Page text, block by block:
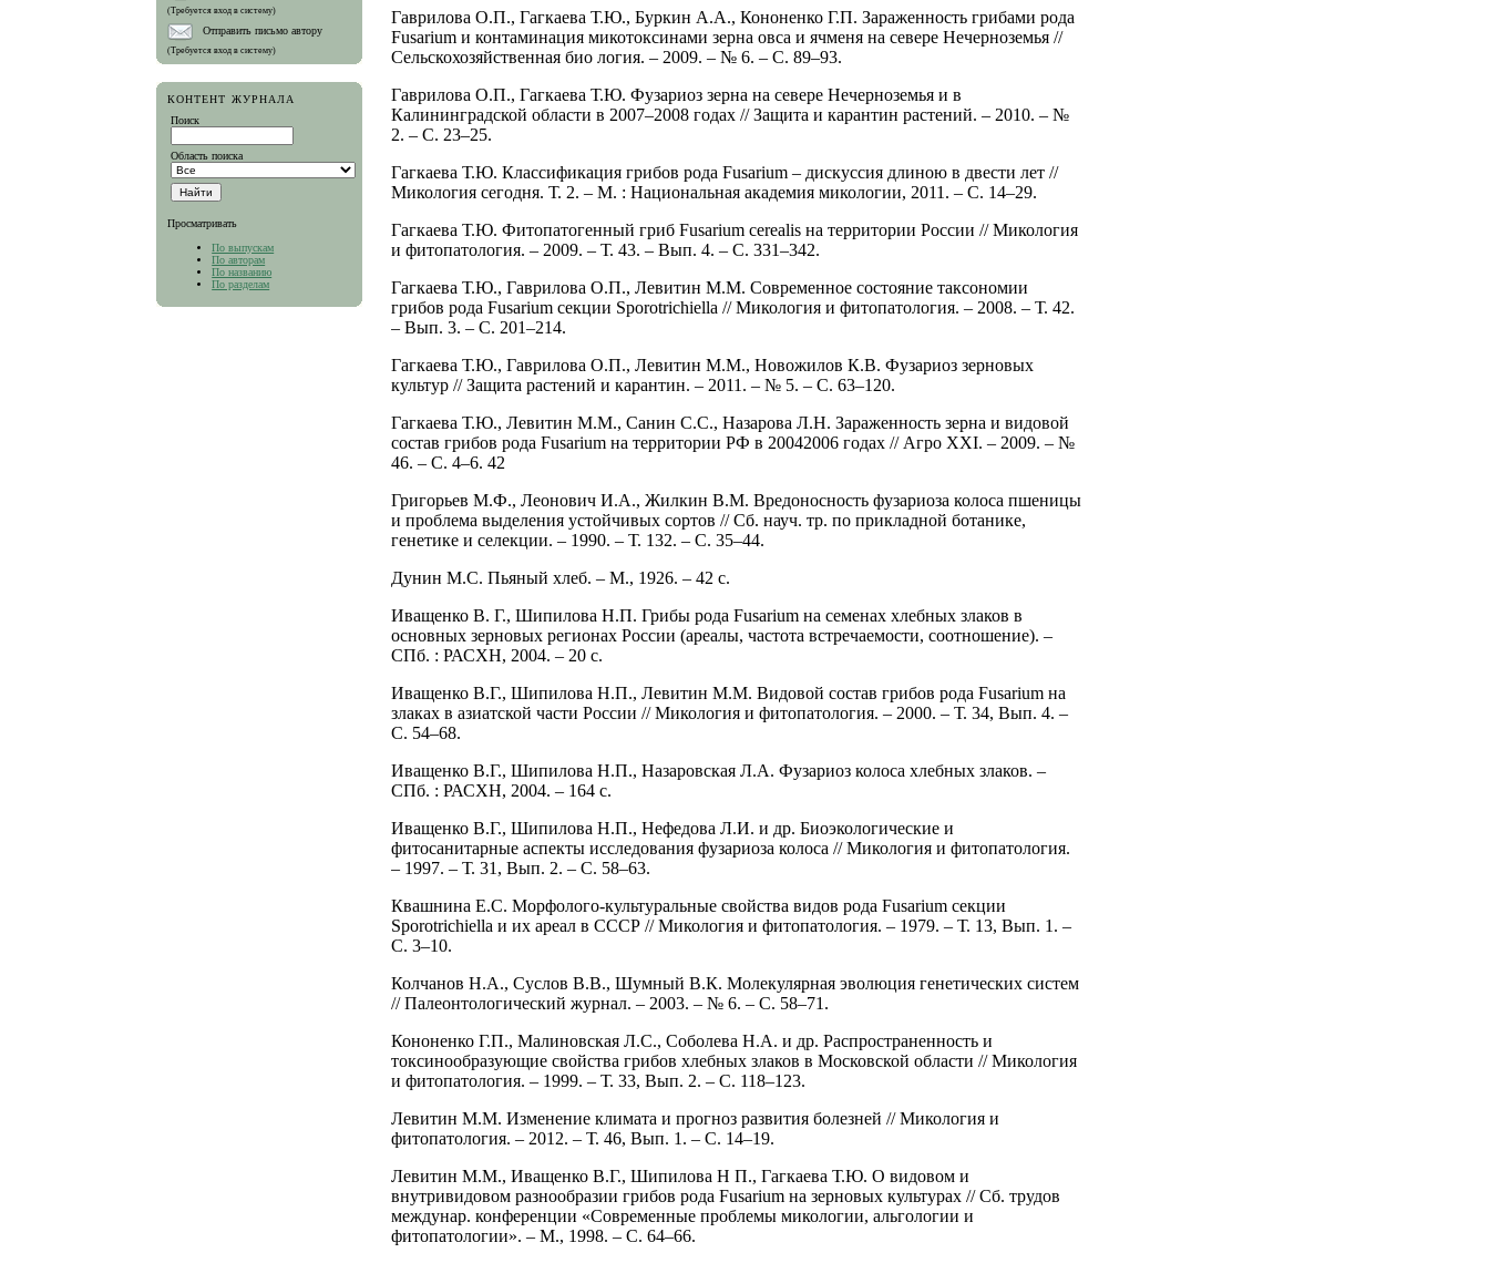
(Требуется вход в систему)
Отправить письмо автору
(Требуется вход в систему)
КОНТЕНТ ЖУРНАЛА
Поиск
Область поиска
Просматривать
По выпускам
По авторам
По названию
По разделам
Гаврилова О.П., Гагкаева Т.Ю., Буркин А.А., Кононенко Г.П. Зараженность грибами рода
Fusarium и контаминация микотоксинами зерна овса и ячменя на севере Нечерноземья //
Сельскохозяйственная био логия. – 2009. – № 6. – C. 89–93.
Гаврилова О.П., Гагкаева Т.Ю. Фузариоз зерна на севере Нечерноземья и в
Калининградской области в 2007–2008 годах // Защита и карантин растений. – 2010. – №
2. – C. 23–25.
Гагкаева Т.Ю. Классификация грибов рода Fusarium – дискуссия длиною в двести лет //
Микология сегодня. Т. 2. – М. : Национальная академия микологии, 2011. – С. 14–29.
Гагкаева Т.Ю. Фитопатогенный гриб Fusarium cerealis на территории России // Микология
и фитопатология. – 2009. – Т. 43. – Вып. 4. – С. 331–342.
Гагкаева Т.Ю., Гаврилова О.П., Левитин М.М. Современное состояние таксономии
грибов рода Fusarium секции Sporotrichiella // Микология и фитопатология. – 2008. – Т. 42.
– Вып. 3. – С. 201–214.
Гагкаева Т.Ю., Гаврилова О.П., Левитин М.М., Новожилов К.В. Фузариоз зерновых
культур // Защита растений и карантин. – 2011. – № 5. – С. 63–120.
Гагкаева Т.Ю., Левитин М.М., Санин С.С., Назарова Л.Н. Зараженность зерна и видовой
состав грибов рода Fusarium на территории РФ в 20042006 годах // Агро ХХI. – 2009. – №
46. – С. 4–6. 42
Григорьев М.Ф., Леонович И.А., Жилкин В.М. Вредоносность фузариоза колоса пшеницы
и проблема выделения устойчивых сортов // Сб. науч. тр. по прикладной ботанике,
генетике и селекции. – 1990. – Т. 132. – С. 35–44.
Дунин М.С. Пьяный хлеб. – М., 1926. – 42 с.
Иващенко В. Г., Шипилова Н.П. Грибы рода Fusarium на семенах хлебных злаков в
основных зерновых регионах России (ареалы, частота встречаемости, соотношение). –
СПб. : РАСХН, 2004. – 20 с.
Иващенко В.Г., Шипилова Н.П., Левитин М.М. Видовой состав грибов рода Fusarium на
злаках в азиатской части России // Микология и фитопатология. – 2000. – Т. 34, Вып. 4. –
С. 54–68.
Иващенко В.Г., Шипилова Н.П., Назаровская Л.А. Фузариоз колоса хлебных злаков. –
СПб. : РАСХН, 2004. – 164 с.
Иващенко В.Г., Шипилова Н.П., Нефедова Л.И. и др. Биоэкологические и
фитосанитарные аспекты исследования фузариоза колоса // Микология и фитопатология.
– 1997. – Т. 31, Вып. 2. – С. 58–63.
Квашнина Е.С. Морфолого-культуральные свойства видов рода Fusarium секции
Sporotrichiella и их ареал в СССР // Микология и фитопатология. – 1979. – Т. 13, Вып. 1. –
С. 3–10.
Колчанов Н.А., Суслов В.В., Шумный В.К. Молекулярная эволюция генетических систем
// Палеонтологический журнал. – 2003. – № 6. – С. 58–71.
Кононенко Г.П., Малиновская Л.С., Соболева Н.А. и др. Распространенность и
токсинообразующие свойства грибов хлебных злаков в Московской области // Микология
и фитопатология. – 1999. – Т. 33, Вып. 2. – С. 118–123.
Левитин М.М. Изменение климата и прогноз развития болезней // Микология и
фитопатология. – 2012. – Т. 46, Вып. 1. – С. 14–19.
Левитин М.М., Иващенко В.Г., Шипилова Н П., Гагкаева Т.Ю. О видовом и
внутривидовом разнообразии грибов рода Fusarium на зерновых культурах // Сб. трудов
междунар. конференции «Современные проблемы микологии, альгологии и
фитопатологии». – М., 1998. – С. 64–66.